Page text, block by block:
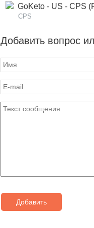
GoKeto - US - CPS
CPS
Добавить вопрос
Добавить